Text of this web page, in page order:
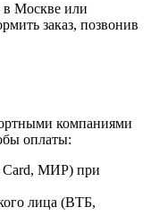
в Москве или
заказ, позвонив
компаниями
оплаты:
Card, МИР) при
лица (ВТБ,